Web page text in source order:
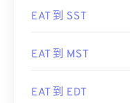
EAT 到 SST
EAT 到 MST
EAT 到 EDT